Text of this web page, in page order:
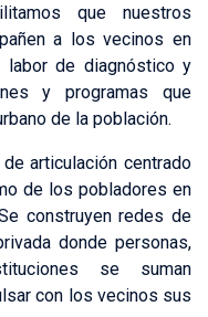
que nuestros
a los vecinos en
labor de diagnóstico y
y programas que
de la población.
articulación centrado
de los pobladores en
construyen redes de
donde personas,
se suman
con los vecinos sus